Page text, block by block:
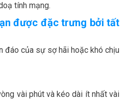
tính mạng.
được đặc trưng bởi tất
đáo của sự sợ hãi hoặc khó chịu
vài phút và kéo dài ít nhất vài